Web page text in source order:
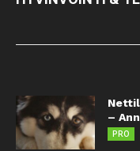
–
PRO